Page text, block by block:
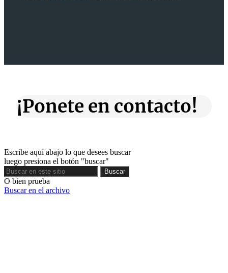
¡Ponete en contacto!
Escribe aquí abajo lo que desees buscar
luego presiona el botón "buscar"
Buscar
Buscar
O bien prueba
Buscar en el archivo